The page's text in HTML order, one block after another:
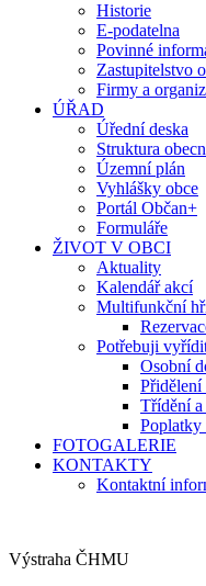
Historie
E-podatelna
Povinné
Zastupitelstvo
Firmy a
ÚŘAD
Úřední deska
Struktura
Územní plán
Vyhlášky obce
Portál Občan+
Formuláře
ŽIVOT V OBCI
Aktuality
Kalendář akcí
Multifunkční
Potřebuji
Osobní
Přidělení
Třídění a
Poplatky
FOTOGALERIE
KONTAKTY
Kontaktní
Výstraha ČHMU